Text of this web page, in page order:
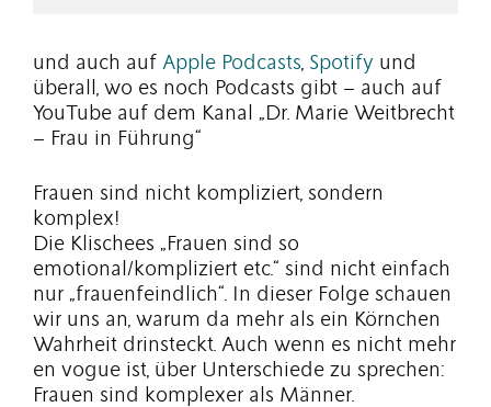
und auch auf Apple Podcasts, Spotify und
überall, wo es noch Podcasts gibt – auch auf
YouTube auf dem Kanal „Dr. Marie Weitbrecht
– Frau in Führung“
Frauen sind nicht kompliziert, sondern
komplex!
Die Klischees „Frauen sind so
emotional/kompliziert etc.“ sind nicht einfach
nur „frauenfeindlich“. In dieser Folge schauen
wir uns an, warum da mehr als ein Körnchen
Wahrheit drinsteckt. Auch wenn es nicht mehr
en vogue ist, über Unterschiede zu sprechen:
Frauen sind komplexer als Männer.